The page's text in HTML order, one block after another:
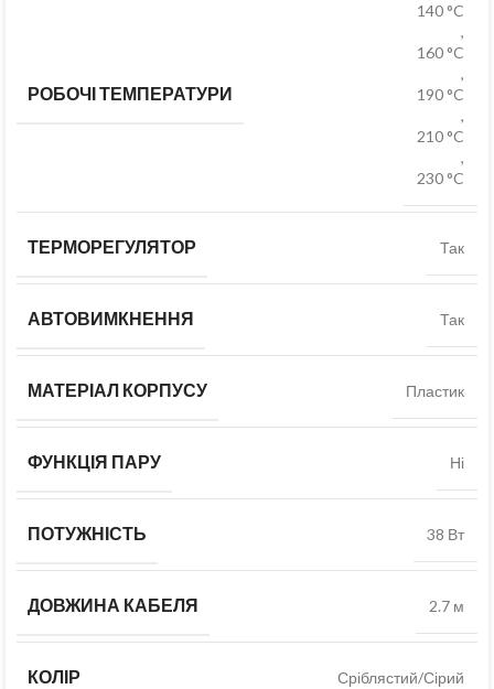
РОБОЧІ ТЕМПЕРАТУРИ
140 °C
,
160 °C
,
190 °C
,
210 °C
,
230 °C
ТЕРМОРЕГУЛЯТОР Так
АВТОВИМКНЕННЯ Так
МАТЕРІАЛ КОРПУСУ Пластик
ФУНКЦІЯ ПАРУ Ні
ПОТУЖНІСТЬ 38 Вт
ДОВЖИНА КАБЕЛЯ 2.7 м
КОЛІР Сріблястий/Сірий